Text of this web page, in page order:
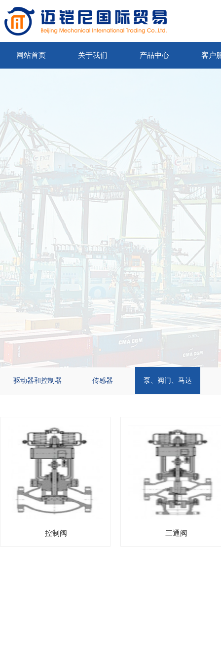
网站首页 关于我们 产品中心 客户
驱动器和控制器 传感器 泵、阀门、马达
控制阀 三通阀